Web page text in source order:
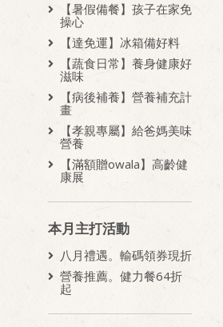
【暑假備餐】孩子在家免
操心
【達免運】冰箱備好料
【蔬食日常】養身健康好
滋味
【病後補養】營養補充計
畫
【孝親專屬】給爸媽美味
營養
【滿額贈owala】高齡健
康展
本月主打活動
八月禮遇。輸碼領券現折
營養推薦。健力餐64折
起